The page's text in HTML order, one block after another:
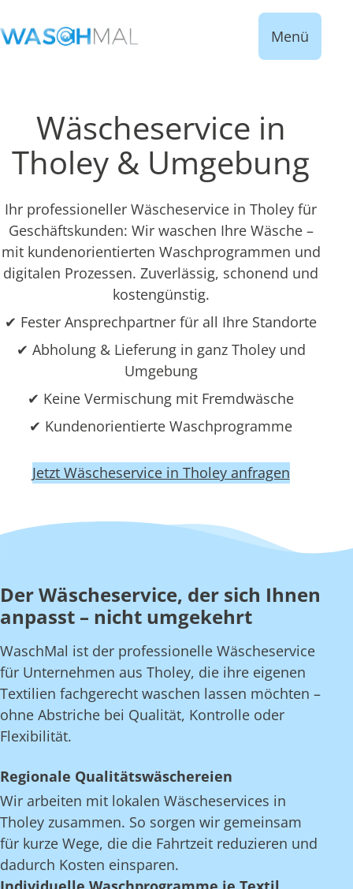
Menü
Wäscheservice in
Tholey & Umgebung
Ihr professioneller Wäscheservice in Tholey für
Geschäftskunden: Wir waschen Ihre Wäsche –
mit kundenorientierten Waschprogrammen und
digitalen Prozessen. Zuverlässig, schonend und
kostengünstig.
✔ Fester Ansprechpartner für all Ihre Standorte
✔ Abholung & Lieferung in ganz Tholey und
Umgebung
✔ Keine Vermischung mit Fremdwäsche
✔ Kundenorientierte Waschprogramme
Jetzt Wäscheservice in Tholey anfragen
Der Wäscheservice, der sich Ihnen
anpasst – nicht umgekehrt
WaschMal ist der professionelle Wäscheservice
für Unternehmen aus Tholey, die ihre eigenen
Textilien fachgerecht waschen lassen möchten –
ohne Abstriche bei Qualität, Kontrolle oder
Flexibilität.
Regionale Qualitätswäschereien
Wir arbeiten mit lokalen Wäscheservices in
Tholey zusammen. So sorgen wir gemeinsam
für kurze Wege, die die Fahrtzeit reduzieren und
dadurch Kosten einsparen.